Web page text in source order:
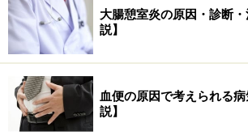
人の体は細菌が入ってくると体内に
す。ピロリ菌に感染した人はピロリ菌
きていますので、これの有無を調べま
調べることができます。
■尿素呼気試験（呼気テスト）
大腸憩室炎の原因・診断
説】
血便の原因で考えられる
説】